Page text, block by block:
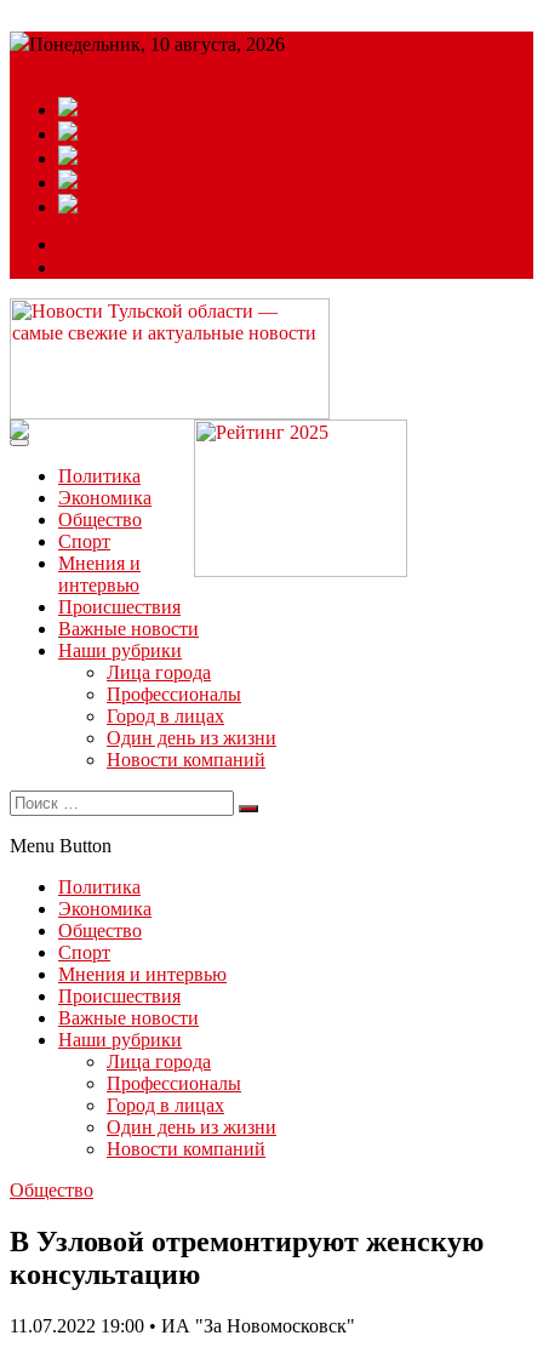
Понедельник, 10 августа, 2026
Читайте последние новости дня в Тульской области на сайте
“ЗаНовомосковск”
Политика
Экономика
Общество
Спорт
Мнения и
интервью
Происшествия
Важные новости
Наши рубрики
Лица города
Профессионалы
Город в лицах
Один день из жизни
Новости компаний
Menu Button
Политика
Экономика
Общество
Спорт
Мнения и интервью
Происшествия
Важные новости
Наши рубрики
Лица города
Профессионалы
Город в лицах
Один день из жизни
Новости компаний
Общество
В Узловой отремонтируют женскую
консультацию
11.07.2022 19:00 • ИА "За Новомосковск"